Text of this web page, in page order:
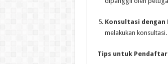
Konsultasi dengan
melakukan konsultasi.
Tips untuk